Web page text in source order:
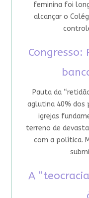
feminina foi
alcançar o
Congresso:
Pauta da
aglutina 40% dos
igrejas
terreno de
com a política.
A